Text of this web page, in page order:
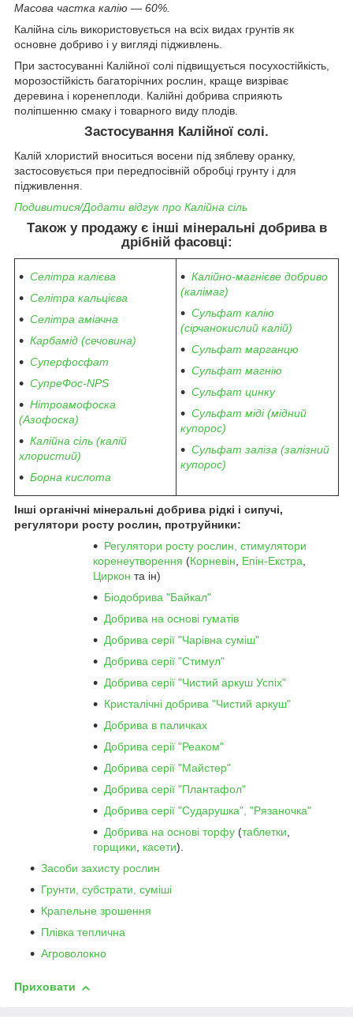
Масова частка калію — 60%.
Калійна сіль використовується на всіх видах грунтів як
основне добриво і у вигляді підживлень.
При застосуванні Калійної солі підвищується посухостійкість,
морозостійкість багаторічних рослин, краще визріває
деревина і коренеплоди. Калійні добрива сприяють
поліпшенню смаку і товарного виду плодів.
Застосування Калійної солі.
Калій хлористий вноситься восени під зяблеву оранку,
застосовується при передпосівній обробці грунту і для
підживлення.
Подивитися/Додати відгук про Калійна сіль
Також у продажу є інші мінеральні добрива в
дрібній фасовці:
Селітра калієва
Селітра кальцієва
Селітра аміачна
Карбамід (сечовина)
Суперфосфат
СупреФос-NPS
Нітроамофоска
(Азофоска)
Калійна сіль (калій
хлористий)
Борна кислота
Калійно-магнієве добриво
(калімаг)
Сульфат калію
(сірчанокислий калій)
Сульфат марганцю
Сульфат магнію
Сульфат цинку
Сульфат міді (мідний
купорос)
Сульфат заліза (залізний
купорос)
Інші органічні мінеральні добрива рідкі і сипучі,
регулятори росту рослин, протруйники:
Регулятори росту рослин, стимулятори
коренеутворення (Корневін, Епін-Екстра,
Циркон та ін)
Біодобрива "Байкал"
Добрива на основі гуматів
Добрива серії "Чарівна суміш"
Добрива серії "Стимул"
Добрива серії "Чистий аркуш Успіх"
Кристалічні добрива "Чистий аркуш"
Добрива в паличках
Добрива серії "Реаком"
Добрива серії "Майстер"
Добрива серії "Плантафол"
Добрива серії "Сударушка", "Рязаночка"
Добрива на основі торфу (таблетки,
горщики, касети).
Засоби захисту рослин
Грунти, субстрати, суміші
Крапельне зрошення
Плівка теплична
Агроволокно
Приховати